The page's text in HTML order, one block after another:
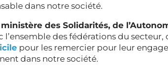
dans notre société.
ministère des Solidarités, de
l’ensemble des fédérations du secteur,
pour les remercier pour leur
dans notre société.